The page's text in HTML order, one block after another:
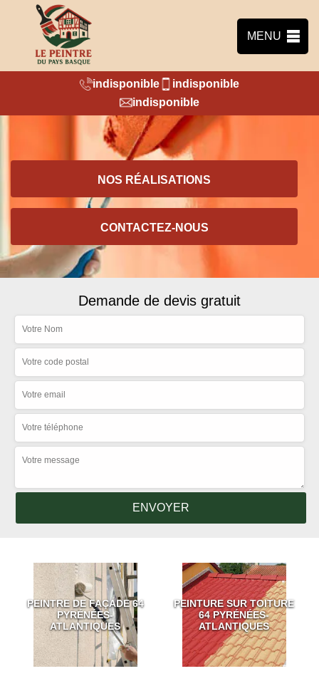
MENU
indisponible
indisponible
indisponible
NOS RÉALISATIONS
CONTACTEZ-NOUS
Demande de devis gratuit
PEINTRE DE FAÇADE 64
PYRÉNÉES-
ATLANTIQUES
PEINTURE SUR TOITURE
64 PYRÉNÉES-
ATLANTIQUES